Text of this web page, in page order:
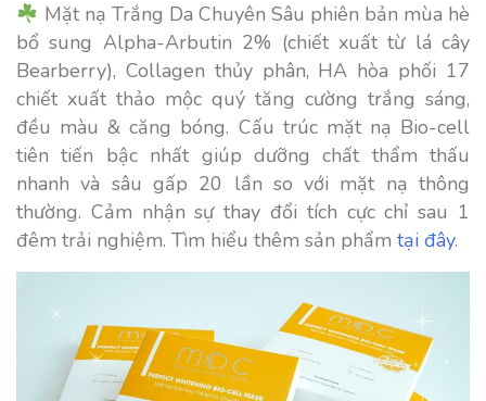
Mặt nạ Trắng Da Chuyên Sâu phiên bản mùa hè
bổ sung Alpha-Arbutin 2% (chiết xuất từ lá cây
Bearberry), Collagen thủy phân, HA hòa phối 17
chiết xuất thảo mộc quý tăng cường trắng sáng,
đều màu & căng bóng. Cấu trúc mặt nạ Bio-cell
tiên tiến bậc nhất giúp dưỡng chất thẩm thấu
nhanh và sâu gấp 20 lần so với mặt nạ thông
thường. Cảm nhận sự thay đổi tích cực chỉ sau 1
đêm trải nghiệm. Tìm hiểu thêm sản phẩm tại đây.